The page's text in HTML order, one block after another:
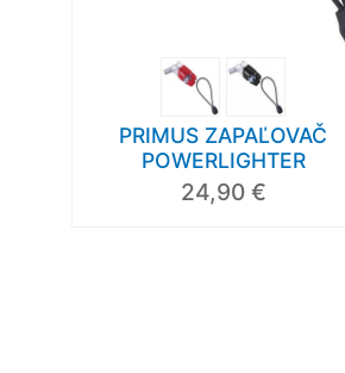
PRIMUS ZAPAĽOVAČ
POWERLIGHTER
24,90 €